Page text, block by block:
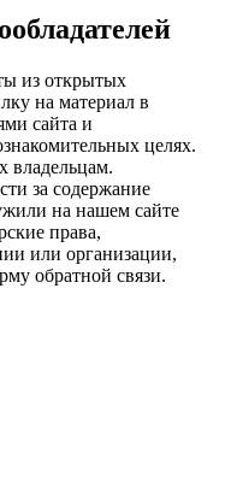
из открытых
на материал в
сайта и
целях.
владельцам.
за содержание
на нашем сайте
права,
или организации,
обратной связи.